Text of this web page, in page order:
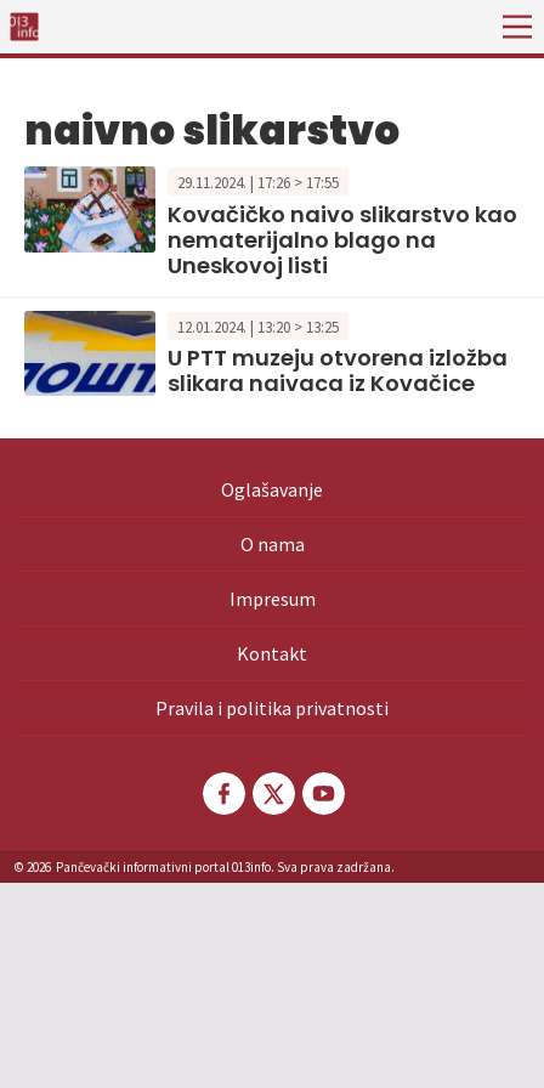
naivno slikarstvo
29.11.2024. | 17:26 > 17:55
Kovačičko naivo slikarstvo kao
nematerijalno blago na
Uneskovoj listi
12.01.2024. | 13:20 > 13:25
U PTT muzeju otvorena izložba
slikara naivaca iz Kovačice
Oglašavanje
O nama
Impresum
Kontakt
Pravila i politika privatnosti
© 2026 Pančevački informativni portal 013info. Sva prava zadržana.